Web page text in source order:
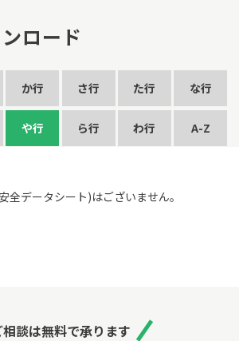
ロード
か行 さ行 た行 な行
や行 ら行 わ行 A-Z
全データシート)はございません。
相談は無料で承ります